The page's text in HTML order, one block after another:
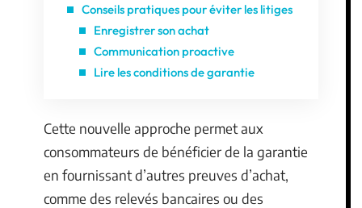
Conseils pratiques pour éviter les litiges
Enregistrer son achat
Communication proactive
Lire les conditions de garantie
Cette nouvelle approche permet aux
consommateurs de bénéficier de la garantie
en fournissant d’autres preuves d’achat,
comme des relevés bancaires ou des